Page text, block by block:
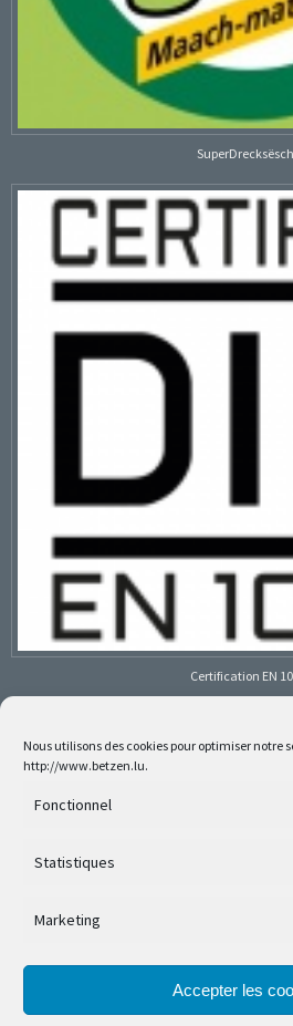
Nous utilisons des cookies pour optimiser notre
http://www.betzen.lu.
Fonctionnel
Statistiques
Marketing
Accepter les
Certification EN
Follow us on social media